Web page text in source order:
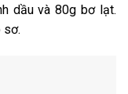
dầu và 80g bơ lạt.
sơ.